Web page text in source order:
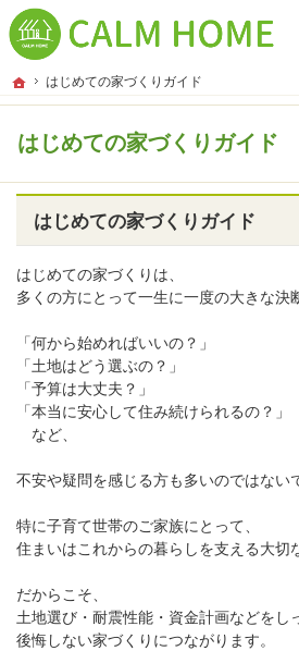
ホーム
はじめての家づくりガイド
はじめての家づくりガイド
プロの目線からご提案。埼玉県さいたま市の注
埼玉県さいたま市の新築・注文住宅・新築戸建
はじめての家づくりガイド
はじめての家づくりは、
多くの方にとって一生に一度の大きな決
「何から始めればいいの？」
「土地はどう選ぶの？」
「予算は大丈夫？」
「本当に安心して住み続けられるの？」
など、
不安や疑問を感じる方も多いのではない
特に子育て世帯のご家族にとって、
住まいはこれからの暮らしを支える大切
だからこそ、
土地選び・耐震性能・資金計画などをし
後悔しない家づくりにつながります。